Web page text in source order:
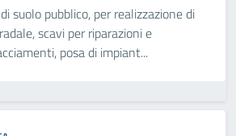
suolo pubblico, per realizzazione di
scavi per riparazioni e
posa di impiant...